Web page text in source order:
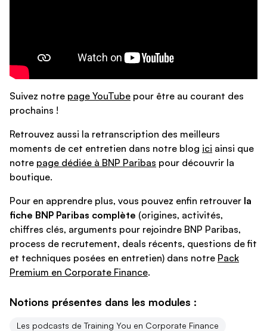
Suivez notre page YouTube pour être au courant des
prochains !
Retrouvez aussi la retranscription des meilleurs
moments de cet entretien dans notre blog ici ainsi que
notre page dédiée à BNP Paribas pour découvrir la
boutique.
Pour en apprendre plus, vous pouvez enfin retrouver la
fiche BNP Paribas complète (origines, activités,
chiffres clés, arguments pour rejoindre BNP Paribas,
process de recrutement, deals récents, questions de fit
et techniques posées en entretien) dans notre Pack
Premium en Corporate Finance.
Notions présentes dans les modules :
Les podcasts de Training You en Corporate Finance